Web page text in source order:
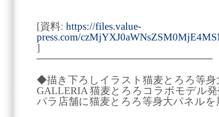
[資料: https://files.value-
press.com/
]
────────────────────────
◆描き下ろしイラスト猫麦とろろ等身
GALLERIA 猫麦とろろコラボモデル
パラ店舗に猫麦とろろ等身大パネル